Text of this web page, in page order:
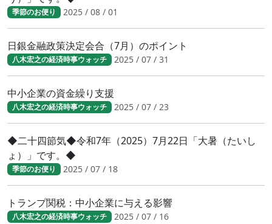
季節のお便り 2025 / 08 / 01
日銀金融政策決定会合（7月）のポイント
八木宏之の経済時事ウォッチ 2025 / 07 / 31
中小企業の資金繰り支援
八木宏之の経済時事ウォッチ 2025 / 07 / 23
◆二十四節気◆令和7年（2025）7月22日「大暑（たいし
ょ）」です。◆
季節のお便り 2025 / 07 / 18
トランプ関税：中小企業に与える影響
八木宏之の経済時事ウォッチ 2025 / 07 / 16